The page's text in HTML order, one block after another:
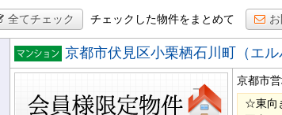
全てチェック チェックした物件をまとめて
マンショ
京都市伏見区小栗栖石川町（エル
京都市
☆東向